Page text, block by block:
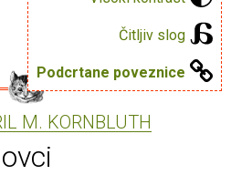
Čitljiv slog
Podcrtane poveznice
M. KORNBLUTH